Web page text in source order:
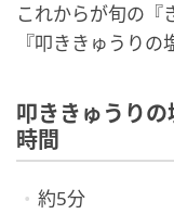
これからが旬の『
『叩ききゅうりの
叩ききゅうり
時間
約5分